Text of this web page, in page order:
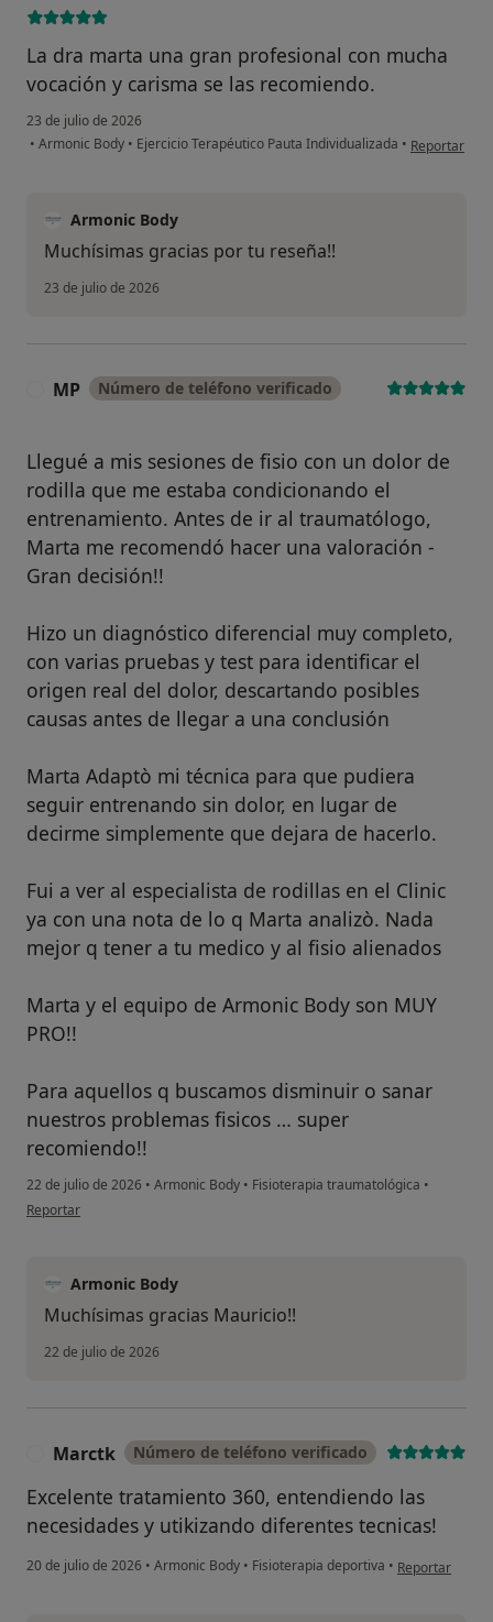
La dra marta una gran profesional con mucha
vocación y carisma se las recomiendo.
23 de julio de 2026
• Armonic Body • Ejercicio Terapéutico Pauta Individualizada • en opinión
Reportar
Armonic Body
Muchísimas gracias por tu reseña!!
23 de julio de 2026
MP Número de teléfono verificado
Llegué a mis sesiones de fisio con un dolor de
rodilla que me estaba condicionando el
entrenamiento. Antes de ir al traumatólogo,
Marta me recomendó hacer una valoración -
Gran decisión!!
Hizo un diagnóstico diferencial muy completo,
con varias pruebas y test para identificar el
origen real del dolor, descartando posibles
causas antes de llegar a una conclusión
Marta Adaptò mi técnica para que pudiera
seguir entrenando sin dolor, en lugar de
decirme simplemente que dejara de hacerlo.
Fui a ver al especialista de rodillas en el Clinic
ya con una nota de lo q Marta analizò. Nada
mejor q tener a tu medico y al fisio alienados
Marta y el equipo de Armonic Body son MUY
PRO!!
Para aquellos q buscamos disminuir o sanar
nuestros problemas fisicos … super
recomiendo!!
22 de julio de 2026 • Armonic Body • Fisioterapia traumatológica •
en opinión del usuario MP
Reportar
Armonic Body
Muchísimas gracias Mauricio!!
22 de julio de 2026
Marctk Número de teléfono verificado
Excelente tratamiento 360, entendiendo las
necesidades y utikizando diferentes tecnicas!
20 de julio de 2026 • Armonic Body • Fisioterapia deportiva • en opinión del
Reportar